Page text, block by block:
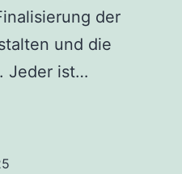
der
und die
Jeder ist…